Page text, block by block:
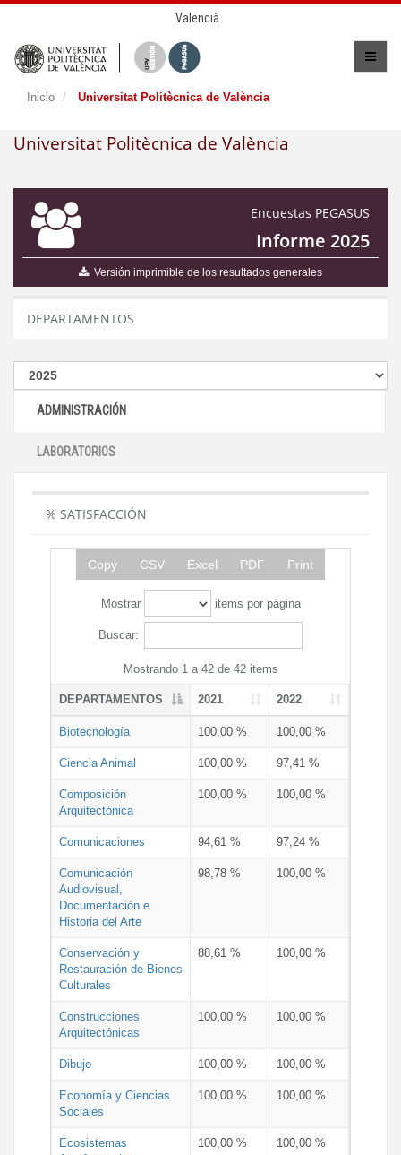
Valencià
Inicio Universitat Politècnica de València
Universitat Politècnica de València
Encuestas PEGASUS
Informe 2025
Versión imprimible de los resultados generales
DEPARTAMENTOS
ADMINISTRACIÓN
LABORATORIOS
% SATISFACCIÓN
Copy CSV Excel PDF Print
Mostrar items por página
Buscar:
Mostrando 1 a 42 de 42 items
DEPARTAMENTOS 2021 2022
Biotecnología 100,00 % 100,00 %
Ciencia Animal 100,00 % 97,41 %
Composición
Arquitectónica
100,00 % 100,00 %
Comunicaciones 94,61 % 97,24 %
Comunicación
Audiovisual,
Documentación e
Historia del Arte
98,78 % 100,00 %
Conservación y
Restauración de Bienes
Culturales
88,61 % 100,00 %
Construcciones
Arquitectónicas
100,00 % 100,00 %
Dibujo 100,00 % 100,00 %
Economía y Ciencias
Sociales
100,00 % 100,00 %
Ecosistemas
100,00 % 100,00 %